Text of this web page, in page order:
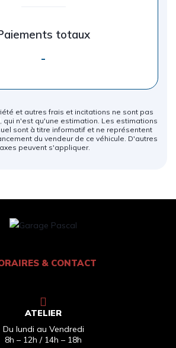
totaux
-
et autres frais et incitations ne sont pas
qui n'est qu'une estimation. Les estimations
sont à titre informatif et ne représentent
du vendeur de ce véhicule. D'autres
peuvent s'appliquer.
& CONTACT
ATELIER
Du lundi au Vendredi
8h – 12h / 14h – 18h